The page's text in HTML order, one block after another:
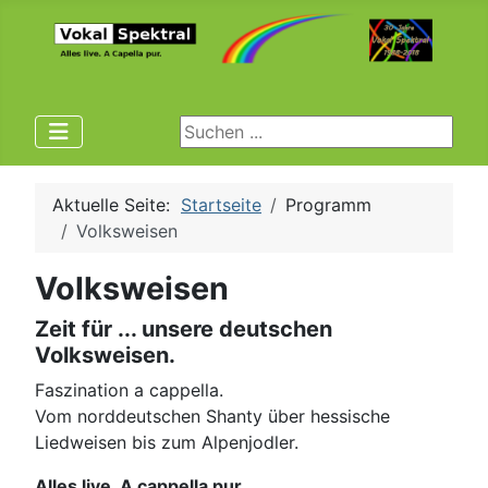
Suchen ...
Aktuelle Seite: Startseite
Programm
Volksweisen
Volksweisen
Zeit für ... unsere deutschen
Volksweisen.
Faszination a cappella.
Vom norddeutschen Shanty über hessische
Liedweisen bis zum Alpenjodler.